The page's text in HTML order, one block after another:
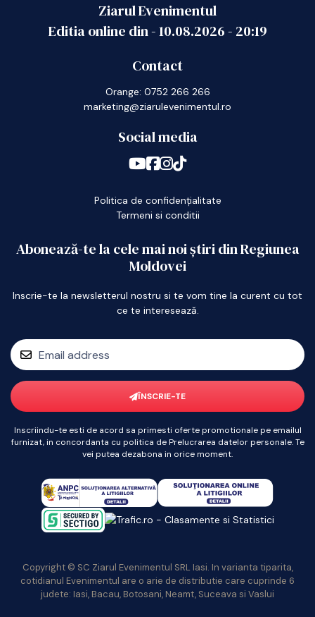
Ziarul Evenimentul
Editia online din -10.08.2026- 20:19
Contact
Orange: 0752 266 266
marketing@ziarulevenimentul.ro
Social media
Politica de confidențialitate
Termeni si conditii
Abonează-te la cele mai noi știri din Regiunea
Moldovei
Inscrie-te la newsletterul nostru si te vom tine la curent cu tot
ce te interesează.
ÎNSCRIE-TE
Inscriindu-te esti de acord sa primesti oferte promotionale pe emailul
furnizat, in concordanta cu politica de Prelucrarea datelor personale. Te
vei putea dezabona in orice moment.
Copyright © SC Ziarul Evenimentul SRL Iasi. In varianta tiparita,
cotidianul Evenimentul are o arie de distributie care cuprinde 6
judete: Iasi, Bacau, Botosani, Neamt, Suceava si Vaslui